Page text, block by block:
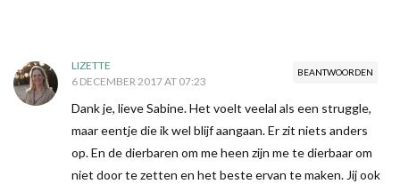
BEANTWOORDEN
LIZETTE
6 DECEMBER 2017 AT 07:23
Dank je, lieve Sabine. Het voelt veelal als een struggle,
maar eentje die ik wel blijf aangaan. Er zit niets anders
op. En de dierbaren om me heen zijn me te dierbaar om
niet door te zetten en het beste ervan te maken. Jij ook